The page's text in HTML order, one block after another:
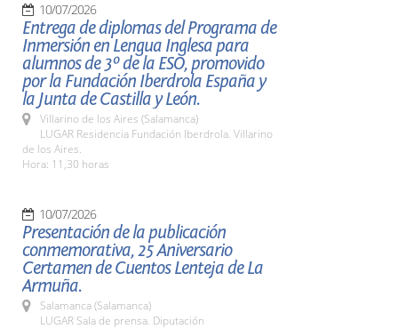
10/07/2026
Entrega de diplomas del Programa de
Inmersión en Lengua Inglesa para
alumnos de 3º de la ESO, promovido
por la Fundación Iberdrola España y
la Junta de Castilla y León.
Villarino de los Aires (Salamanca)
LUGAR Residencia Fundación Iberdrola. Villarino
de los Aires.
Hora: 11,30 horas
10/07/2026
Presentación de la publicación
conmemorativa, 25 Aniversario
Certamen de Cuentos Lenteja de La
Armuña.
Salamanca (Salamanca)
LUGAR Sala de prensa. Diputación